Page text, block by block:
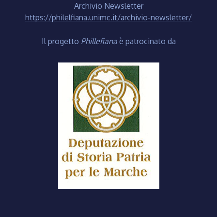
Archivio Newsletter
https://philelfiana.unimc.it/archivio-newsletter/
Il progetto Phillefiana è patrocinato da